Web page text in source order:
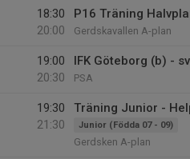
18:30
20:00
P16 Träning
Gerdskavallen A-plan
19:00
20:30
IFK Göteborg (b) -
PSA
19:30
21:30
Träning Junior -
Junior (Födda 07 - 09)
Gerdsken A-plan